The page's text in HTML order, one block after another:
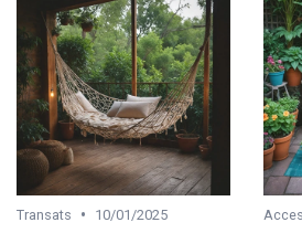
Transats •
10/01/2025